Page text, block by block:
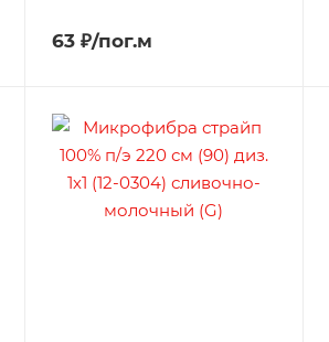
63 ₽/пог.м